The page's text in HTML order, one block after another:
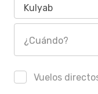
Kulyab
¿Cuándo?
Vuelos